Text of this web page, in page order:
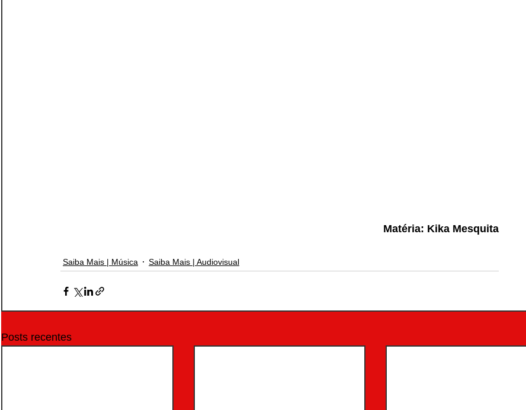
Matéria: Kika Mesquita
Saiba Mais | Música Saiba Mais | Audiovisual
Posts recentes